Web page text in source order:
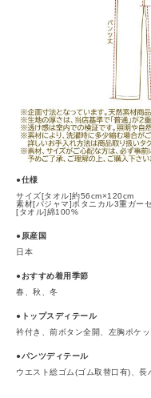
●仕様
サイズ[タオル]約56cm×120cm
素材[パジャマ]ボタニカル3重ガー
[タオル]綿100%
●原産国
日本
●おすすめ着用季節
春、秋、冬
●トップスディテール
衿付き、前ボタン全開、左胸ポケ
●パンツディテール
ウエスト総ゴム(ゴム取替口有)、長